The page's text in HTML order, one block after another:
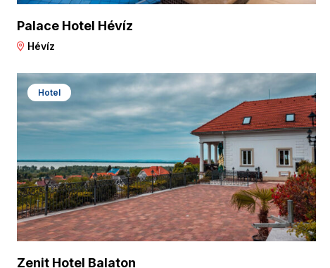
Palace Hotel Hévíz
Hévíz
Hotel
Zenit Hotel Balaton